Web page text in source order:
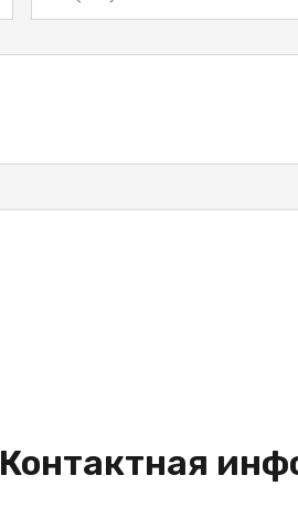
Контактная